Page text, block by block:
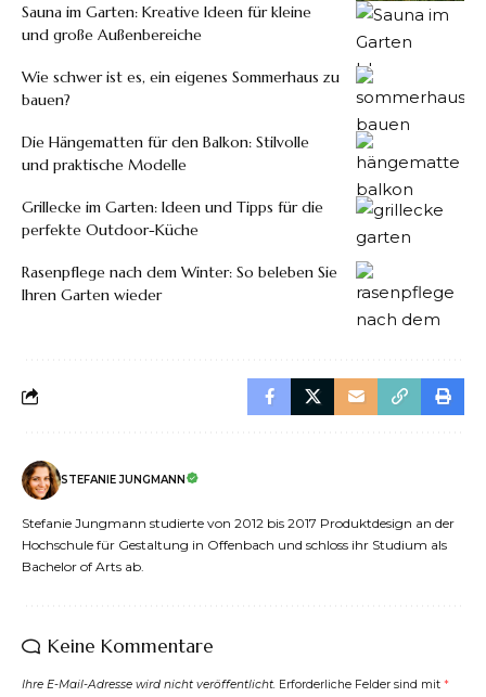
Sauna im Garten: Kreative Ideen für kleine
und große Außenbereiche
Wie schwer ist es, ein eigenes Sommerhaus zu
bauen?
Die Hängematten für den Balkon: Stilvolle
und praktische Modelle
Grillecke im Garten: Ideen und Tipps für die
perfekte Outdoor-Küche
Rasenpflege nach dem Winter: So beleben Sie
Ihren Garten wieder
STEFANIE JUNGMANN
Stefanie Jungmann studierte von 2012 bis 2017 Produktdesign an der
Hochschule für Gestaltung in Offenbach und schloss ihr Studium als
Bachelor of Arts ab.
Keine Kommentare
Ihre E-Mail-Adresse wird nicht veröffentlicht. Erforderliche Felder sind mit *